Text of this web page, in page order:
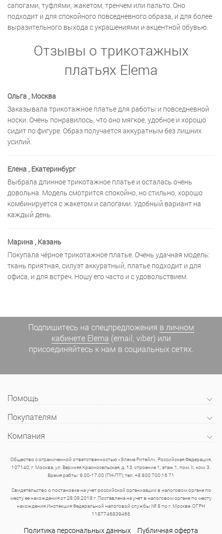
сапогами, туфлями, жакетом, тренчем или пальто. Оно
подходит и для спокойного повседневного образа, и для более
выразительного выхода с украшениями и акцентной обувью.
Отзывы о трикотажных
платьях Elema
Ольга , Москва
Заказывала трикотажное платье для работы и повседневной
носки. Очень понравилось, что оно мягкое, удобное и хорошо
сидит по фигуре. Образ получается аккуратным без лишних
усилий.
Елена , Екатеринбург
Выбрала длинное трикотажное платье и осталась очень
довольна. Модель смотрится спокойно, но стильно, хорошо
комбинируется с жакетом и сапогами. Удобный вариант на
каждый день.
Марина , Казань
Покупала чёрное трикотажное платье. Очень удачная модель:
ткань приятная, силуэт аккуратный, платье подходит и для
офиса, и для встреч. Ношу его часто и с удовольствием.
Подпишитесь на спецпредложения в личном
кабинете Elema (email, viber) или
присоединяйтесь к нам в социальных сетях.
Помощь
Покупателям
Компания
Общество с ограниченной ответственностью «Элема Ритейл», Российская Федерация,
107140, г. Москва, ул. Верхняя Красносельская, д. 13, строение 1, этаж 1, пом. II, ком. 3.
Время рабты: 9.00-17.00 (ПН-ПТ); тел. +8 800 700 16 71
Свидетельство о постановке на учет российской организации в налоговом органе по
месту ее нахождения от 28.09.2018 г. Поставлена на учет в налоговом органе по месту
нахождения Инспекция Федеральной налоговой службы № 8 по г. Москве. ОГРН
1187746839466
Политика персональных данных Публичная оферта